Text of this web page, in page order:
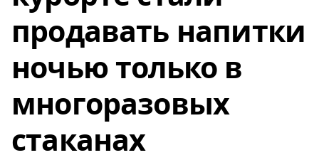
продавать напитки
ночью только в
многоразовых
стаканах